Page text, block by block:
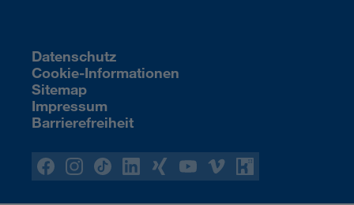
Datenschutz
Cookie-Informationen
Sitemap
Impressum
Barrierefreiheit